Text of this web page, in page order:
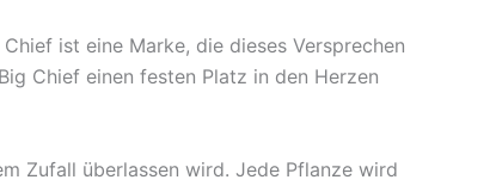
ist eine Marke, die dieses Versprechen
Chief einen festen Platz in den Herzen
Zufall überlassen wird. Jede Pflanze wird